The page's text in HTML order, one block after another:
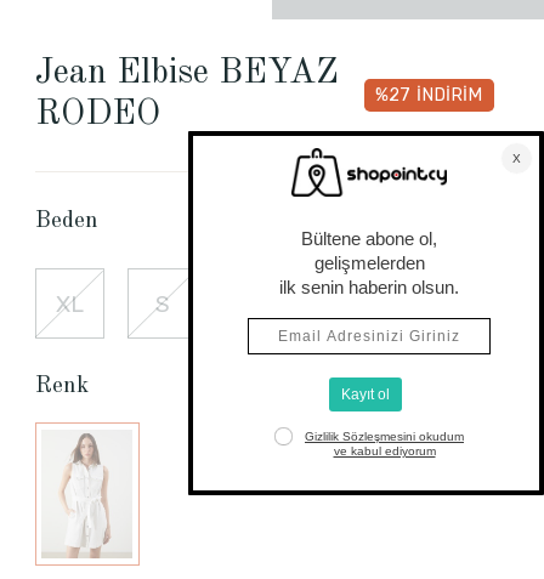
Jean Elbise BEYAZ
RODEO
%27 İNDİRİM
Beden
XL S
Renk